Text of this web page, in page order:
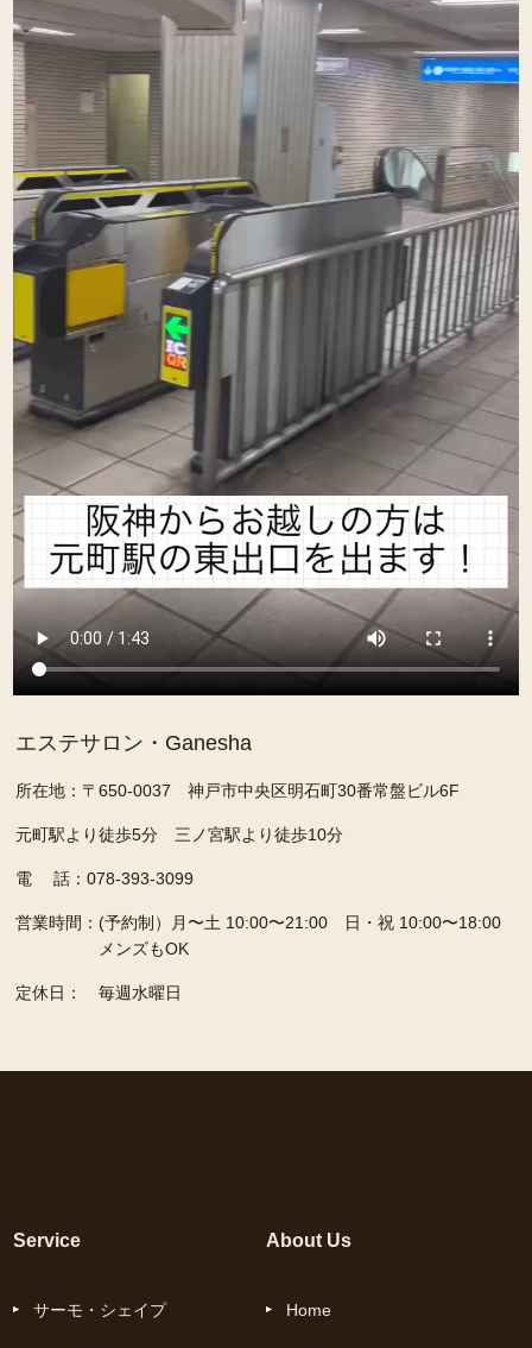
エステサロン・Ganesha
所在地：〒650-0037 神戸市中央区明石町30番常盤ビル6F
元町駅より徒歩5分 三ノ宮駅より徒歩10分
電 話：078-393-3099
営業時間： (予約制）月〜土 10:00〜21:00 日・祝 10:00〜18:00
メンズもOK
定休日： 毎週水曜日
Service
サーモ・シェイプ
About Us
Home